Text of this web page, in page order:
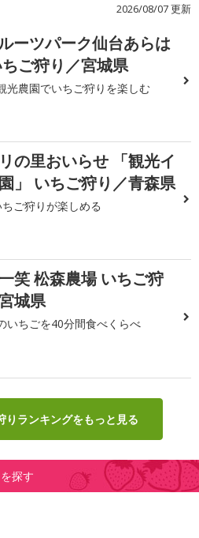
2026/08/07 更新
ーツパーク仙台あらは
ちご狩り／宮城県
光農園でいちご狩りを楽しむ
の里おいらせ 「観光イ
」 いちご狩り／青森県
ご狩りが楽しめる
笑 松森農場 いちご狩
城県
いちごを40分間食べくらべ
りランキングをもっと見る
探す